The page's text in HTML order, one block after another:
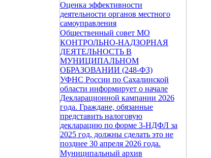
Оценка эффективности
деятельности органов местного
самоуправления
Общественный совет МО
КОНТРОЛЬНО-НАДЗОРНАЯ
ДЕЯТЕЛЬНОСТЬ В
МУНИЦИПАЛЬНОМ
ОБРАЗОВАНИИ (248-ФЗ)
УФНС России по Сахалинской
области информирует о начале
Декларационной кампании 2026
года. Граждане, обязанные
представить налоговую
декларацию по форме 3-НДФЛ за
2025 год, должны сделать это не
позднее 30 апреля 2026 года.
Муниципальный архив